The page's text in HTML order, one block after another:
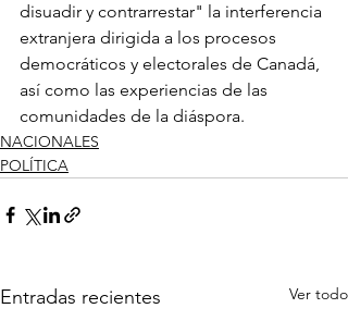
disuadir y contrarrestar" la interferencia
extranjera dirigida a los procesos
democráticos y electorales de Canadá,
así como las experiencias de las
comunidades de la diáspora.
NACIONALES
POLÍTICA
Entradas recientes Ver todo